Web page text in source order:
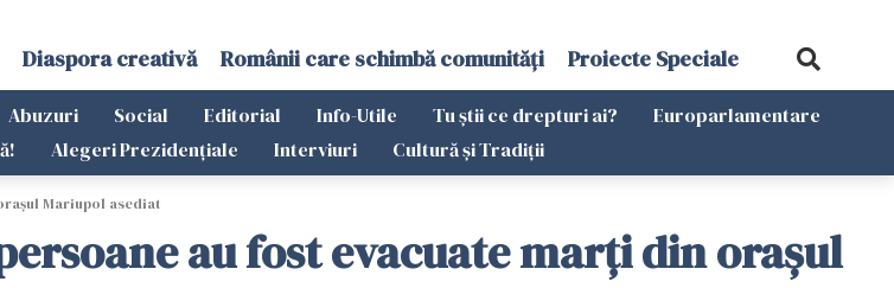
Diaspora creativă Românii care schimbă comunități Proiecte Speciale
Abuzuri Social Editorial Info-Utile Tu știi ce drepturi ai?
Europarlamentare
Alegeri Prezidențiale Interviuri Cultură și Tradiții
Mariupol asediat
au fost evacuate marţi din oraşul